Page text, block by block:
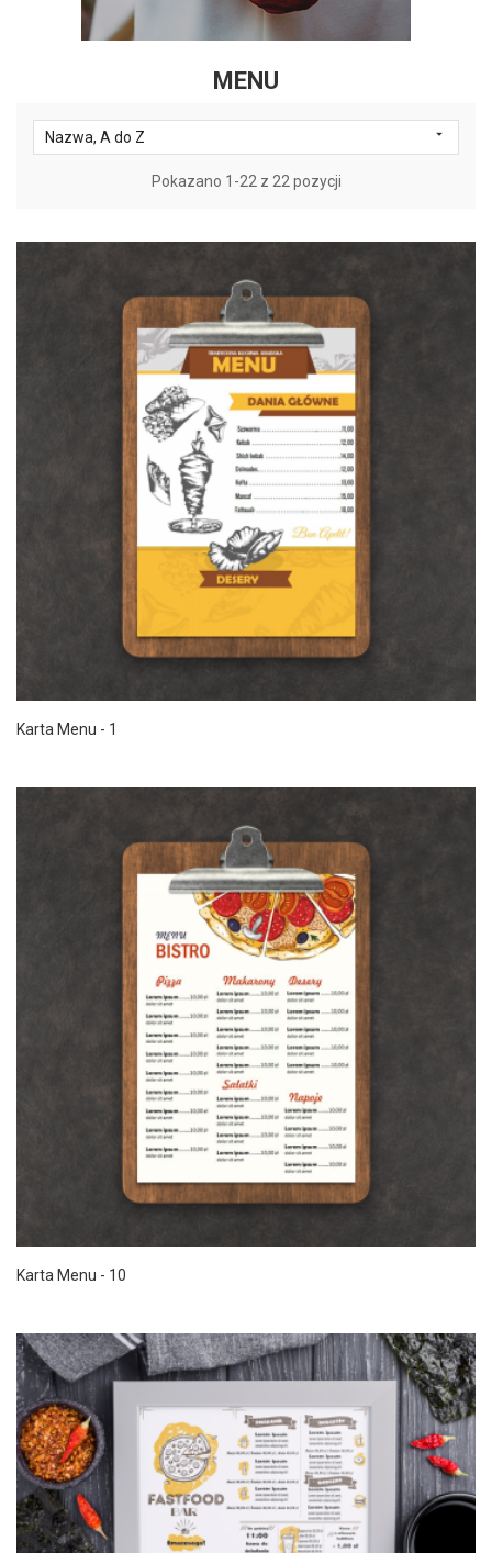
MENU
Nazwa, A do Z 
Pokazano 1-22 z 22 pozycji
Karta Menu - 1
Karta Menu - 10